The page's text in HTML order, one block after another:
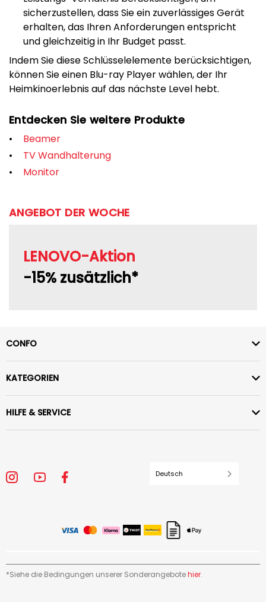
sicherzustellen, dass Sie ein zuverlässiges Gerät
erhalten, das Ihren Anforderungen entspricht
und gleichzeitig in Ihr Budget passt.
Indem Sie diese Schlüsselelemente berücksichtigen,
können Sie einen Blu-ray Player wählen, der Ihr
Heimkinoerlebnis auf das nächste Level hebt.
Entdecken Sie weitere Produkte
Beamer
TV Wandhalterung
Monitor
ANGEBOT DER WOCHE
LENOVO-Aktion
-15% zusätzlich*
CONFO
KATEGORIEN
HILFE & SERVICE
Deutsch
*Siehe die Bedingungen unserer Sonderangebotehier.